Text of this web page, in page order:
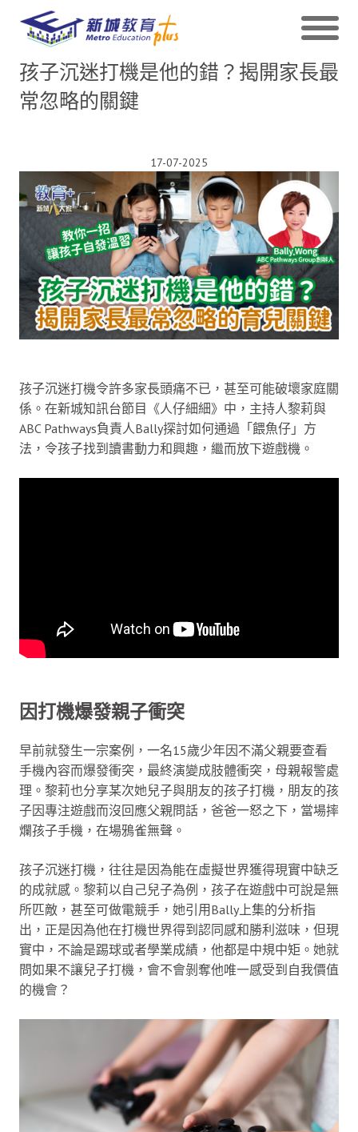
孩子沉迷打機是他的錯？揭開家長最
常忽略的關鍵
17-07-2025
孩子沉迷打機令許多家長頭痛不已，甚至可能破壞家庭關
係。在新城知訊台節目《人仔細細》中，主持人黎莉與
ABC Pathways負責人Bally探討如何通過「餵魚仔」方
法，令孩子找到讀書動力和興趣，繼而放下遊戲機。
因打機爆發親子衝突
早前就發生一宗案例，一名15歲少年因不滿父親要查看
手機內容而爆發衝突，最終演變成肢體衝突，母親報警處
理。黎莉也分享某次她兒子與朋友的孩子打機，朋友的孩
子因專注遊戲而沒回應父親問話，爸爸一怒之下，當場摔
爛孩子手機，在場鴉雀無聲。
孩子沉迷打機，往往是因為能在虛擬世界獲得現實中缺乏
的成就感。黎莉以自己兒子為例，孩子在遊戲中可說是無
所匹敵，甚至可做電競手，她引用Bally上集的分析指
出，正是因為他在打機世界得到認同感和勝利滋味，但現
實中，不論是踢球或者學業成績，他都是中規中矩。她就
問如果不讓兒子打機，會不會剝奪他唯一感受到自我價值
的機會？